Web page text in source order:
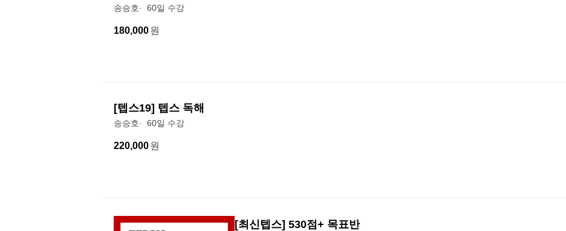
송승호 60일 수강
180,000원
[텝스19] 텝스 독해
송승호 60일 수강
220,000원
[최신텝스] 530점+ 목표반